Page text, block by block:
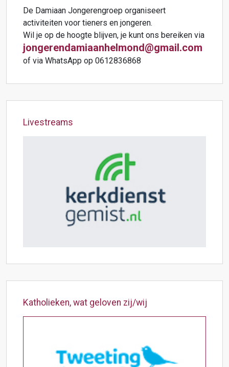
De Damiaan Jongerengroep organiseert
activiteiten voor tieners en jongeren.
Wil je op de hoogte blijven, je kunt ons bereiken via
jongerendamiaanhelmond@gmail.com
of via WhatsApp op 0612836868
Livestreams
Katholieken, wat geloven zij/wij